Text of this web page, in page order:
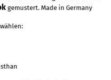
gemustert. Made in Germany